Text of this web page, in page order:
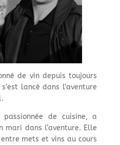
de vin depuis toujours
lancé dans l’aventure
de cuisine, a
mari dans l’aventure. Elle
mets et vins au cours